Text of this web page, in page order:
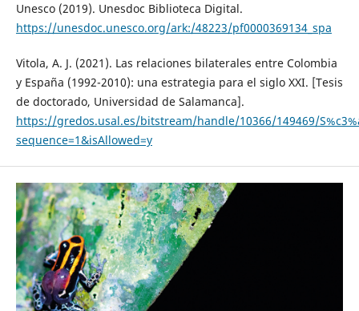
Unesco (2019). Unesdoc Biblioteca Digital.
https://unesdoc.unesco.org/ark:/48223/pf0000369134_spa
Vitola, A. J. (2021). Las relaciones bilaterales entre Colombia
y España (1992-2010): una estrategia para el siglo XXI. [Tesis
de doctorado, Universidad de Salamanca].
https://gredos.usal.es/bitstream/handle/10366/149469/
sequence=1&isAllowed=y